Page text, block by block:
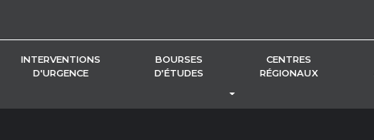
INTERVENTIONS
D'URGENCE
BOURSES
D’ÉTUDES
CENTRES
RÉGIONAUX
BASCULER LE MENU